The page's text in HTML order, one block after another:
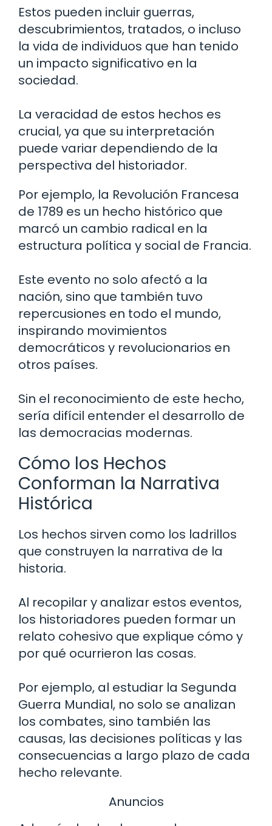
Estos pueden incluir guerras,
descubrimientos, tratados, o incluso
la vida de individuos que han tenido
un impacto significativo en la
sociedad.
La veracidad de estos hechos es
crucial, ya que su interpretación
puede variar dependiendo de la
perspectiva del historiador.
Por ejemplo, la Revolución Francesa
de 1789 es un hecho histórico que
marcó un cambio radical en la
estructura política y social de Francia.
Este evento no solo afectó a la
nación, sino que también tuvo
repercusiones en todo el mundo,
inspirando movimientos
democráticos y revolucionarios en
otros países.
Sin el reconocimiento de este hecho,
sería difícil entender el desarrollo de
las democracias modernas.
Cómo los Hechos
Conforman la Narrativa
Histórica
Los hechos sirven como los ladrillos
que construyen la narrativa de la
historia.
Al recopilar y analizar estos eventos,
los historiadores pueden formar un
relato cohesivo que explique cómo y
por qué ocurrieron las cosas.
Por ejemplo, al estudiar la Segunda
Guerra Mundial, no solo se analizan
los combates, sino también las
causas, las decisiones políticas y las
consecuencias a largo plazo de cada
hecho relevante.
Anuncios